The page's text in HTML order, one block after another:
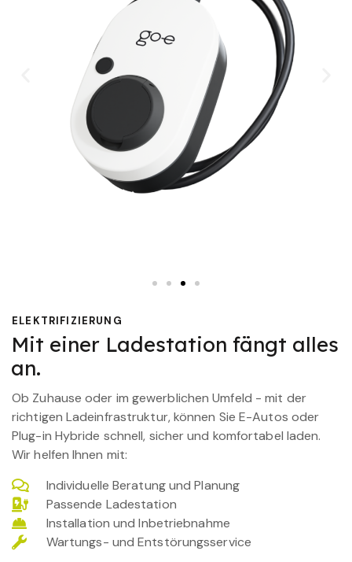
ELEKTRIFIZIERUNG
Mit einer Ladestation fängt alles
an.
Ob Zuhause oder im gewerblichen Umfeld - mit der
richtigen Ladeinfrastruktur, können Sie E-Autos oder
Plug-in Hybride schnell, sicher und komfortabel laden.
Wir helfen Ihnen mit:
Individuelle Beratung und Planung
Passende Ladestation
Installation und Inbetriebnahme
Wartungs- und Entstörungsservice